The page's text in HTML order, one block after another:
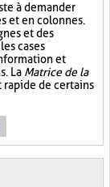
à demander
et en colonnes.
et des
cases
et
La Matrice de la
de certains